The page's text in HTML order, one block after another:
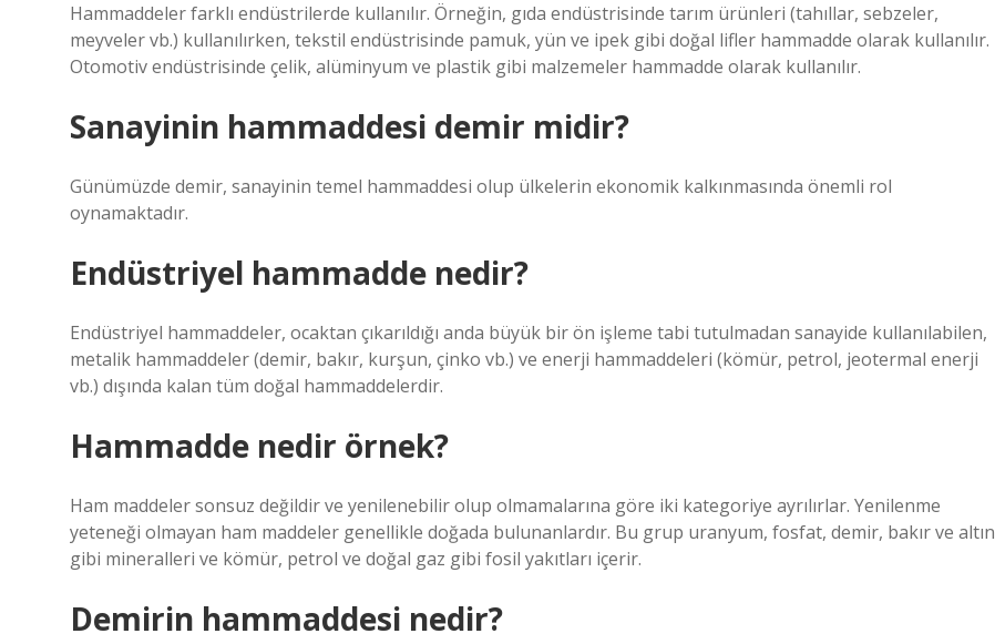
Hammaddeler farklı endüstrilerde kullanılır. Örneğin, gıda endüstrisinde tarım ürünleri (tahıllar, sebzeler,
meyveler vb.) kullanılırken, tekstil endüstrisinde pamuk, yün ve ipek gibi doğal lifler hammadde olarak kullanılır.
Otomotiv endüstrisinde çelik, alüminyum ve plastik gibi malzemeler hammadde olarak kullanılır.
Sanayinin hammaddesi demir midir?
Günümüzde demir, sanayinin temel hammaddesi olup ülkelerin ekonomik kalkınmasında önemli rol
oynamaktadır.
Endüstriyel hammadde nedir?
Endüstriyel hammaddeler, ocaktan çıkarıldığı anda büyük bir ön işleme tabi tutulmadan sanayide kullanılabilen,
metalik hammaddeler (demir, bakır, kurşun, çinko vb.) ve enerji hammaddeleri (kömür, petrol, jeotermal enerji
vb.) dışında kalan tüm doğal hammaddelerdir.
Hammadde nedir örnek?
Ham maddeler sonsuz değildir ve yenilenebilir olup olmamalarına göre iki kategoriye ayrılırlar. Yenilenme
yeteneği olmayan ham maddeler genellikle doğada bulunanlardır. Bu grup uranyum, fosfat, demir, bakır ve altın
gibi mineralleri ve kömür, petrol ve doğal gaz gibi fosil yakıtları içerir.
Demirin hammaddesi nedir?